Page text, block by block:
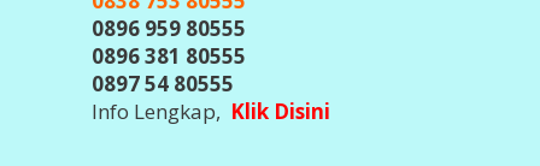
0896 959 80555
0896 381 80555
0897 54 80555
Info Lengkap, Klik Disini